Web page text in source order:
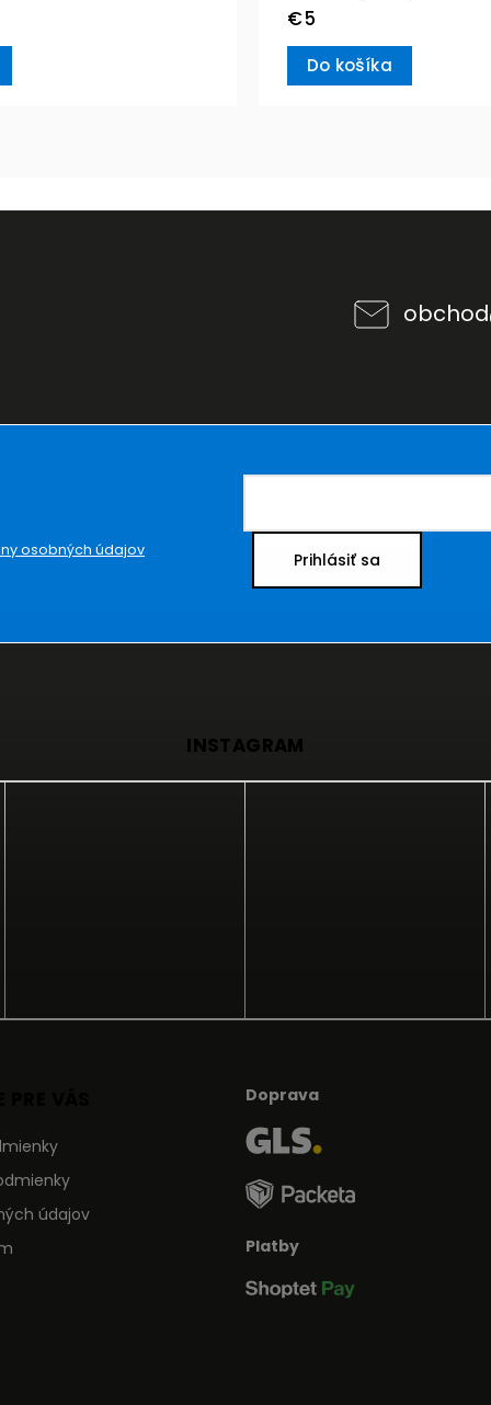
€5
Do košíka
obchod
osobných údajov Prihlásiť sa
INSTAGRAM
údajov
Doprava
Platby